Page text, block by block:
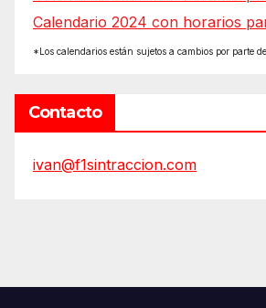
Calendario 2024 con horarios
*Los calendarios están sujetos a cambios por parte
Contacto
ivan@f1sintraccion.com